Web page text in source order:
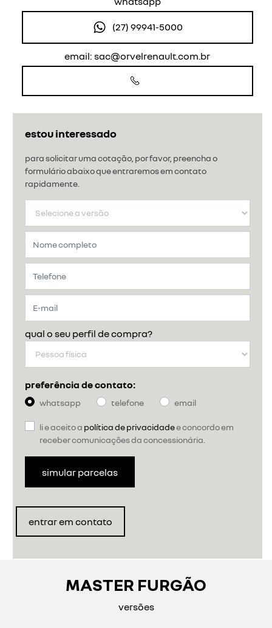
estou interessado
para solicitar uma cotação, por favor, preencha o
formulário abaixo que entraremos em contato
rapidamente.
qual o seu perfil de compra?
preferência de contato:
whatsapp telefone email
li e aceito a política de privacidadee concordo em
receber comunicações da concessionária.
simular parcelas
entrar em contato
(27) 99941-5000
email: sac@orvelrenault.com.br
MASTER FURGÃO
versões